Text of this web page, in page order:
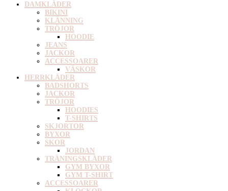
DAMKLÄDER
BIKINI
KLÄNNING
TRÖJOR
HOODIE
JEANS
JACKOR
ACCESSOARER
VÄSKOR
HERRKLÄDER
BADSHORTS
JACKOR
TRÖJOR
HOODIES
T-SHIRTS
SKJORTOR
BYXOR
SKOR
JORDAN
TRÄNINGSKLÄDER
GYM BYXOR
GYM T-SHIRT
ACCESSOARER